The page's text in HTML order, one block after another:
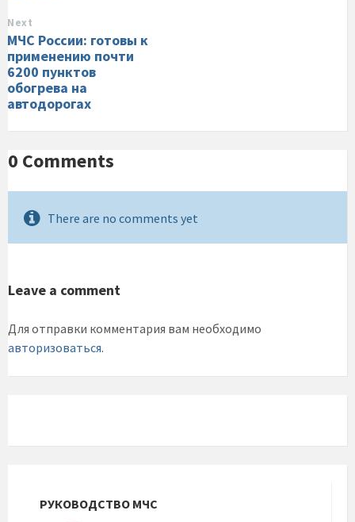
Next
МЧС России: готовы к
применению почти
6200 пунктов
обогрева на
автодорогах
0 Comments
There are no comments yet
Leave a comment
Для отправки комментария вам необходимо
авторизоваться.
РУКОВОДСТВО МЧС